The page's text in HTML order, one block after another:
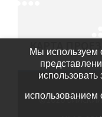
КАРТА
©2020
Мы используем
использовать